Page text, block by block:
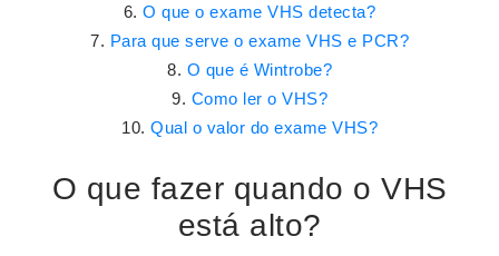
O que o exame VHS detecta?
Para que serve o exame VHS e PCR?
O que é Wintrobe?
Como ler o VHS?
Qual o valor do exame VHS?
O que fazer quando o VHS
está alto?